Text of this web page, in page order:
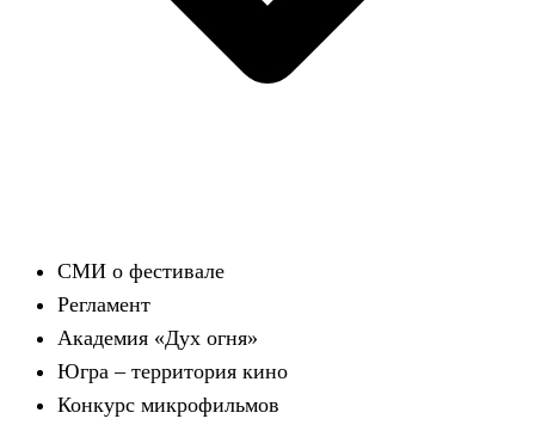
СМИ о фестивале
Регламент
Академия «Дух огня»
Югра – территория кино
Конкурс микрофильмов